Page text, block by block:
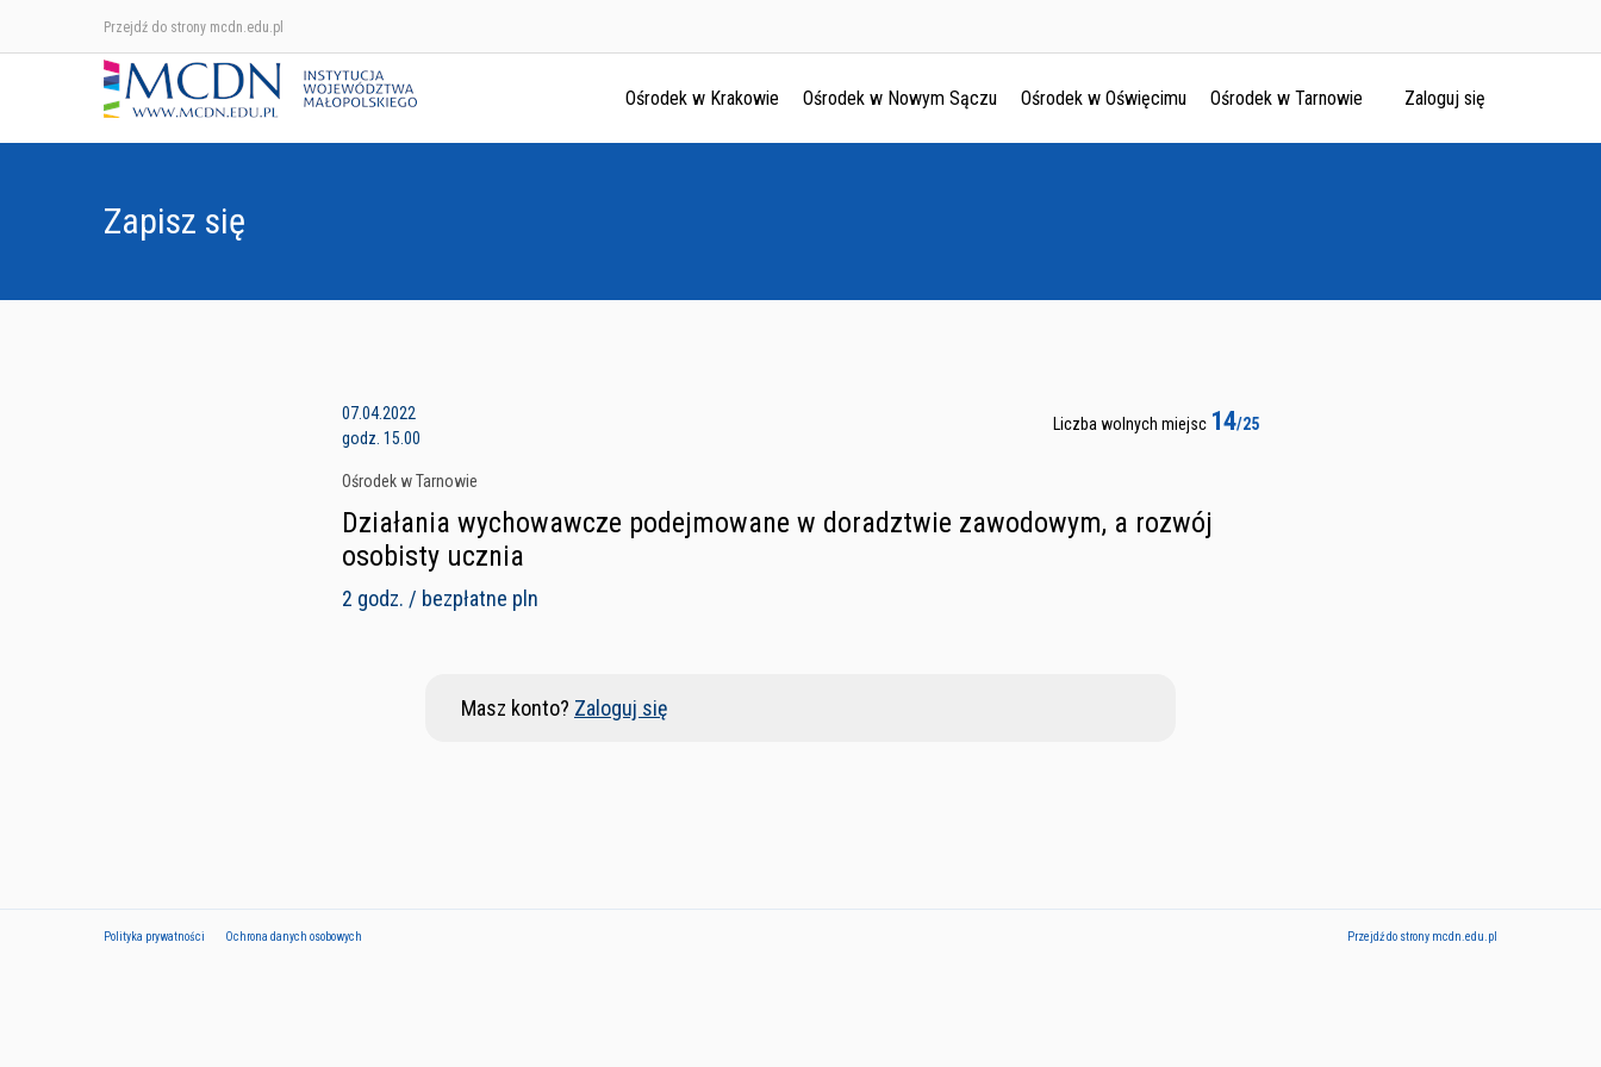
Przejdź do strony mcdn.edu.pl
Ośrodek w Krakowie Ośrodek w Nowym Sączu Ośrodek w Oświęcimu Ośrodek w Tarnowie Zaloguj się
Zapisz się
07.04.2022
godz. 15.00
Ośrodek w Tarnowie
Liczba wolnych miejsc 14/25
Działania wychowawcze podejmowane w doradztwie zawodowym, a rozwój
osobisty ucznia
2 godz. / bezpłatne pln
Masz konto? Zaloguj się
Polityka prywatności Ochrona danych osobowych Przejdź do strony mcdn.edu.pl
Ośrodek w Krakowie